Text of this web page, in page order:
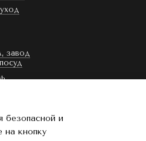
завод
безопасной и
на кнопку